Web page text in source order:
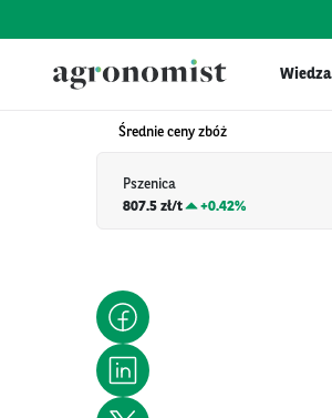
Wiedza
Średnie ceny zbóż
Pszenica
807.5 zł/t
+0.42%